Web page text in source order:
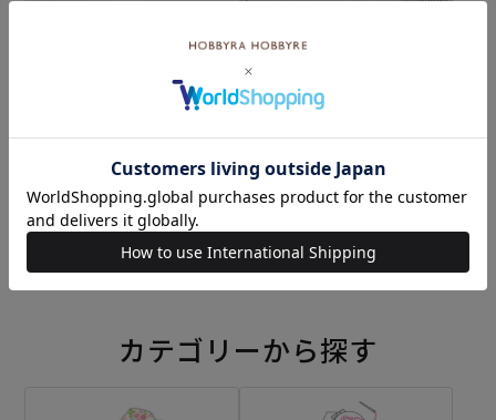
刺し子 ハリネズミと木の実
¥1,804(税込)
カテゴリーから探す